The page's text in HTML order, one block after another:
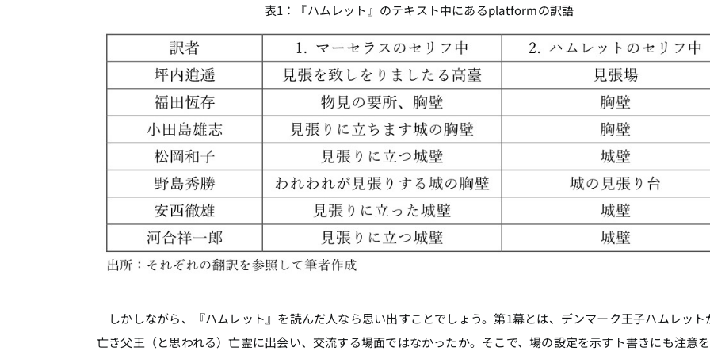
表1：『ハムレット』のテキスト中にあるplatformの訳語
しかしながら、『ハムレット』を読んだ人なら思い出すことでしょう。第1幕とは、デンマーク王子ハムレット
亡き父王（と思われる）亡霊に出会い、交流する場面ではなかったか。そこで、場の設定を示すト書きにも注意